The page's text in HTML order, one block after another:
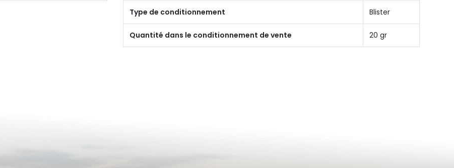
Type de conditionnement Blister
Quantité dans le conditionnement de vente 20 gr